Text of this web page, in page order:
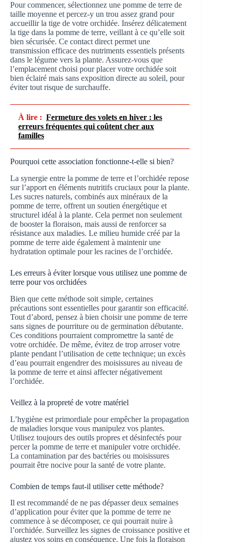
Pour commencer, sélectionnez une pomme de terre de
taille moyenne et percez-y un trou assez grand pour
accueillir la tige de votre orchidée. Insérez délicatement
la tige dans la pomme de terre, veillant à ce qu’elle soit
bien sécurisée. Ce contact direct permet une
transmission efficace des nutriments essentiels présents
dans le légume vers la plante. Assurez-vous que
l’emplacement choisi pour placer votre orchidée soit
bien éclairé mais sans exposition directe au soleil, pour
éviter tout risque de surchauffe.
À lire : Fermeture des volets en hiver : les
erreurs fréquentes qui coûtent cher aux
familles
Pourquoi cette association fonctionne-t-elle si bien?
La synergie entre la pomme de terre et l’orchidée repose
sur l’apport en éléments nutritifs cruciaux pour la plante.
Les sucres naturels, combinés aux minéraux de la
pomme de terre, offrent un soutien énergétique et
structurel idéal à la plante. Cela permet non seulement
de booster la floraison, mais aussi de renforcer sa
résistance aux maladies. Le milieu humide créé par la
pomme de terre aide également à maintenir une
hydratation optimale pour les racines de l’orchidée.
Les erreurs à éviter lorsque vous utilisez une pomme de
terre pour vos orchidées
Bien que cette méthode soit simple, certaines
précautions sont essentielles pour garantir son efficacité.
Tout d’abord, pensez à bien choisir une pomme de terre
sans signes de pourriture ou de germination débutante.
Ces conditions pourraient compromettre la santé de
votre orchidée. De même, évitez de trop arroser votre
plante pendant l’utilisation de cette technique; un excès
d’eau pourrait engendrer des moisissures au niveau de
la pomme de terre et ainsi affecter négativement
l’orchidée.
Veillez à la propreté de votre matériel
L’hygiène est primordiale pour empêcher la propagation
de maladies lorsque vous manipulez vos plantes.
Utilisez toujours des outils propres et désinfectés pour
percer la pomme de terre et manipuler votre orchidée.
La contamination par des bactéries ou moisissures
pourrait être nocive pour la santé de votre plante.
Combien de temps faut-il utiliser cette méthode?
Il est recommandé de ne pas dépasser deux semaines
d’application pour éviter que la pomme de terre ne
commence à se décomposer, ce qui pourrait nuire à
l’orchidée. Surveillez les signes de croissance positive et
ajustez vos soins en conséquence. Une fois la floraison